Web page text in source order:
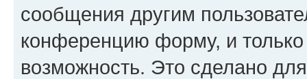
сообщения другим
конференцию форму, и
возможность. Это сделано